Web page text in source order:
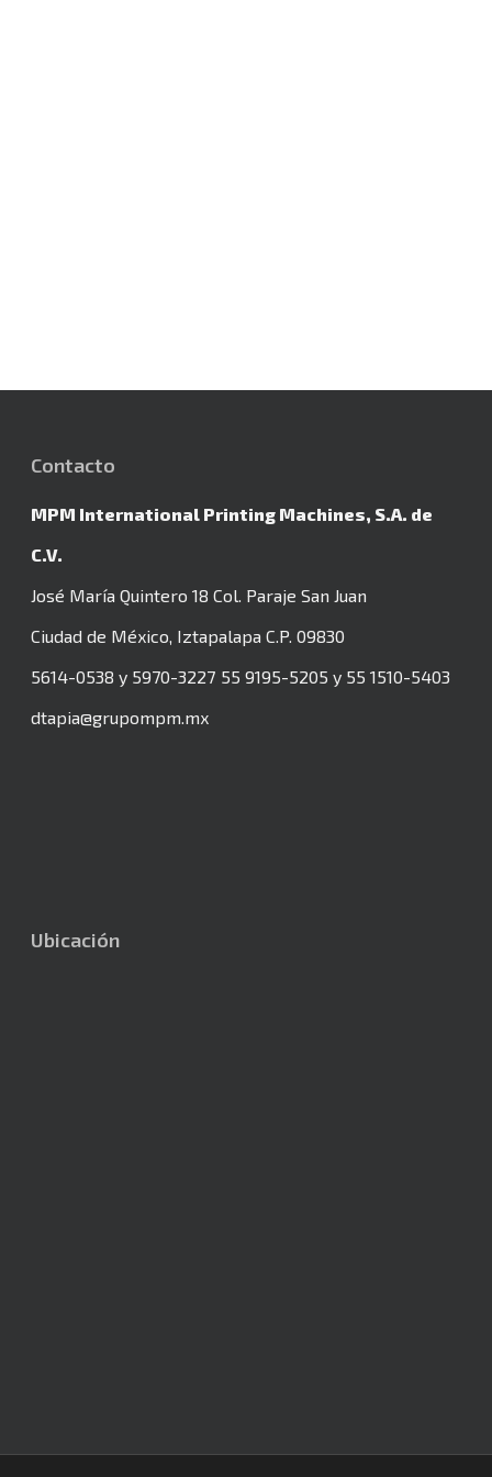
Contacto
MPM International Printing Machines, S.A. de
C.V.
José María Quintero 18 Col. Paraje San Juan
Ciudad de México, Iztapalapa C.P. 09830
5614-0538 y 5970-3227 55 9195-5205 y 55 1510-5403
dtapia@grupompm.mx
Ubicación